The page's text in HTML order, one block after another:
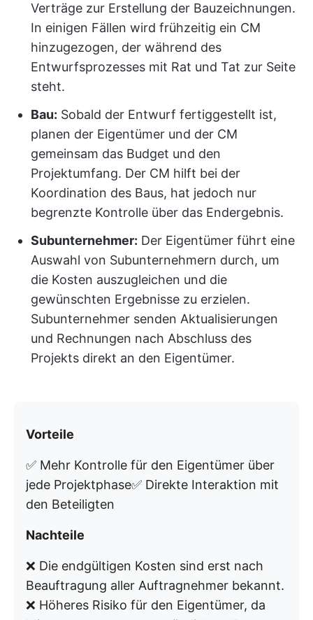
Verträge zur Erstellung der Bauzeichnungen.
In einigen Fällen wird frühzeitig ein CM
hinzugezogen, der während des
Entwurfsprozesses mit Rat und Tat zur Seite
steht.
Bau: Sobald der Entwurf fertiggestellt ist,
planen der Eigentümer und der CM
gemeinsam das Budget und den
Projektumfang. Der CM hilft bei der
Koordination des Baus, hat jedoch nur
begrenzte Kontrolle über das Endergebnis.
Subunternehmer: Der Eigentümer führt eine
Auswahl von Subunternehmern durch, um
die Kosten auszugleichen und die
gewünschten Ergebnisse zu erzielen.
Subunternehmer senden Aktualisierungen
und Rechnungen nach Abschluss des
Projekts direkt an den Eigentümer.
Vorteile
✅ Mehr Kontrolle für den Eigentümer über
jede Projektphase✅ Direkte Interaktion mit
den Beteiligten
Nachteile
❌ Die endgültigen Kosten sind erst nach
Beauftragung aller Auftragnehmer bekannt.
❌ Höheres Risiko für den Eigentümer, da